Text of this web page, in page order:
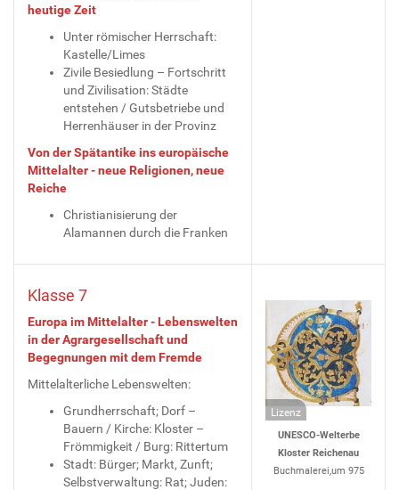
heutige Zeit
Unter römischer Herrschaft:
Kastelle/Limes
Zivile Besiedlung – Fortschritt
und Zivilisation: Städte
entstehen / Gutsbetriebe und
Herrenhäuser in der Provinz
Von der Spätantike ins europäische
Mittelalter - neue Religionen, neue
Reiche
Christianisierung der
Alamannen durch die Franken
Klasse 7
Europa im Mittelalter - Lebenswelten
in der Agrargesellschaft und
Begegnungen mit dem Fremde
Mittelalterliche Lebenswelten:
Grundherrschaft; Dorf –
Bauern / Kirche: Kloster –
Frömmigkeit / Burg: Rittertum
Stadt: Bürger; Markt, Zunft;
Selbstverwaltung: Rat; Juden:
Lizenz
UNESCO-Welterbe
Kloster Reichenau
Buchmalerei,um 975